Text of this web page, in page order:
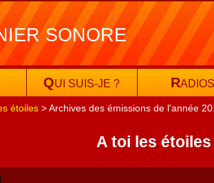
SONORE
QUI SUIS-JE ? RADIOS
étoiles Archives des émissions de l'année
A toi les